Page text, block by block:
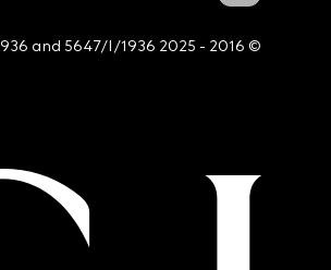
© 2016 - 2025 Guccio Gucci S.p.A. - All rights reserved. SIAE LICENCE # 2294/I/1936 and 5647/I/1936